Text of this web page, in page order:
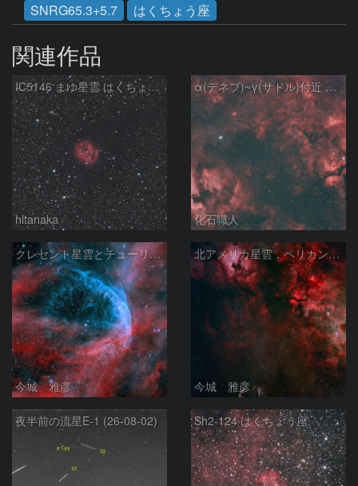
SNRG65.3+5.7
はくちょう座
関連作品
IC5146 まゆ星雲 はくちょう座
hltanaka
α(デネブ)~γ(サドル)付近 NGC7000 北アメリカ星雲 IC5067~5070 ペリカン星雲 Sh2-112 はくちょう座
化石職人
クレセント星雲とチューリップ星雲の真ん中あたりにある星雲 NGC6883 ???
今城 雅彦
北アメリカ星雲，ペリカン星雲，サドル付近，クレセント星雲，網状星雲・・・etc
今城 雅彦
夜半前の流星E-1 (26-08-02) Sh2-124 はくちょう座